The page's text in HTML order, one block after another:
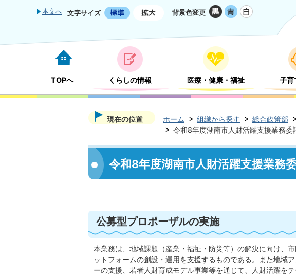
本文へ 文字サイズ 背景色変更
TOPへ くらしの情報 医療・健康・福祉 子育
現在の位置 ホーム 組織から探す 総合政策部
令和8年度湖南市人財活躍支援業務委
令和8年度湖南市人財活躍支援業務
公募型プロポーザルの実施
本業務は、地域課題（産業・福祉・防災等）の解決に向け、
ットフォームの創設・運用を支援するものである。また地域
ーの支援、若者人財育成モデル事業等を通じて、人財活躍を